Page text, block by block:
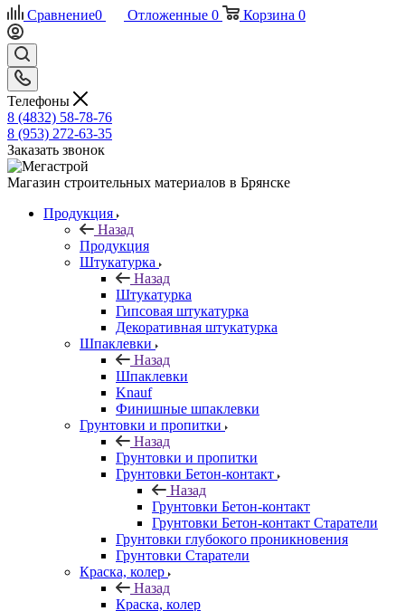
Сравнение0 Отложенные 0 Корзина 0
Телефоны
8 (4832) 58-78-76
8 (953) 272-63-35
Заказать звонок
Магазин строительных материалов в Брянске
Продукция
Назад
Продукция
Штукатурка
Назад
Штукатурка
Гипсовая штукатурка
Декоративная штукатурка
Шпаклевки
Назад
Шпаклевки
Knauf
Финишные шпаклевки
Грунтовки и пропитки
Назад
Грунтовки и пропитки
Грунтовки Бетон-контакт
Назад
Грунтовки Бетон-контакт
Грунтовки Бетон-контакт Старатели
Грунтовки глубокого проникновения
Грунтовки Старатели
Краска, колер
Назад
Краска, колер